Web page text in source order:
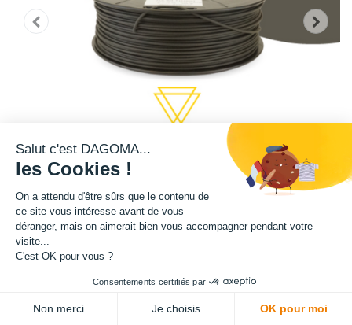
Cette bobine de teinte grise est disponible en format 750g.
Diamètre : 1.75 mm
Salut c'est DAGOMA...
les Cookies !
On a attendu d'être sûrs que le contenu de
ce site vous intéresse avant de vous
déranger, mais on aimerait bien vous accompagner pendant votre
visite...
C'est OK pour vous ?
Consentements certifiés par
Non merci Je choisis OK pour moi